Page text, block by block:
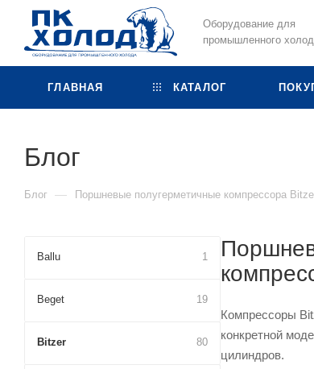
Оборудование для
промышленного
ГЛАВНАЯ КАТАЛОГ
Блог
Блог — Поршневые полугерметичные компрессора
Компрессоры
конкретной
цилиндров.
Ballu 1
Beget 19
Bitzer 80